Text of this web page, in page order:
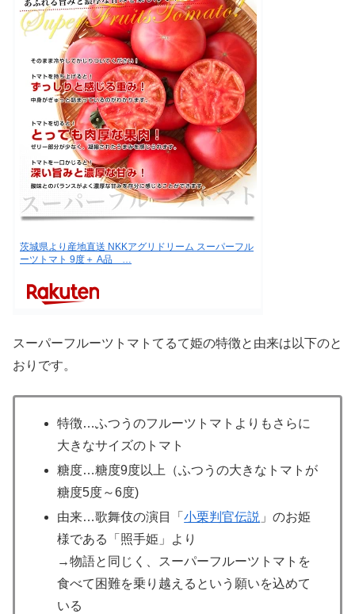
茨城県より産地直送 NKKアグリドリーム スーパーフル
ーツトマト 9度＋ A品 …
スーパーフルーツトマトてるて姫の特徴と由来は以下のと
おりです。
特徴…ふつうのフルーツトマトよりもさらに
大きなサイズのトマト
糖度…糖度9度以上（ふつうの大きなトマトが
糖度5度～6度)
由来…歌舞伎の演目「小栗判官伝説 」のお姫
様である「照手姫」より
→物語と同じく、スーパーフルーツトマトを
食べて困難を乗り越えるという願いを込めて
いる